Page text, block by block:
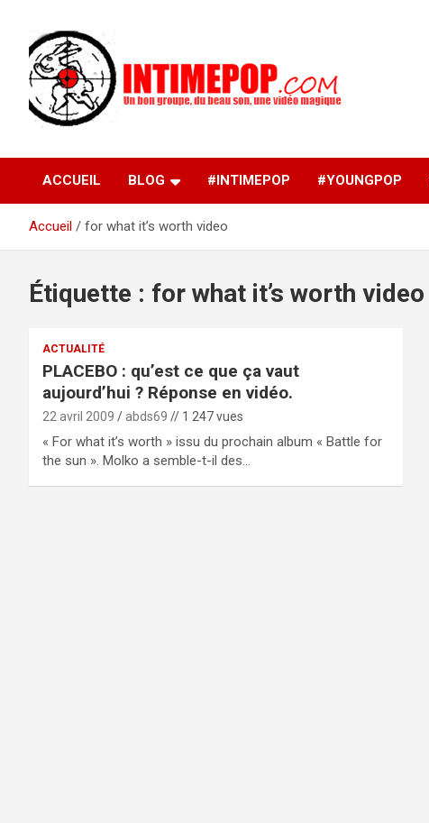
contenu
intimepop.com
musiques actuelles pop rock, post-rock, indé sur Lyon. rock pop
concert lyon
ACCUEIL BLOG #INTIMEPOP #YOUNGPOP
Accueil for what it’s worth video
Étiquette : for what it’s worth video
ACTUALITÉ
PLACEBO : qu’est ce que ça vaut
aujourd’hui ? Réponse en vidéo.
22 avril 2009 abds69 // 1 247 vues
« For what it’s worth » issu du prochain album « Battle for
the sun ». Molko a semble-t-il des…